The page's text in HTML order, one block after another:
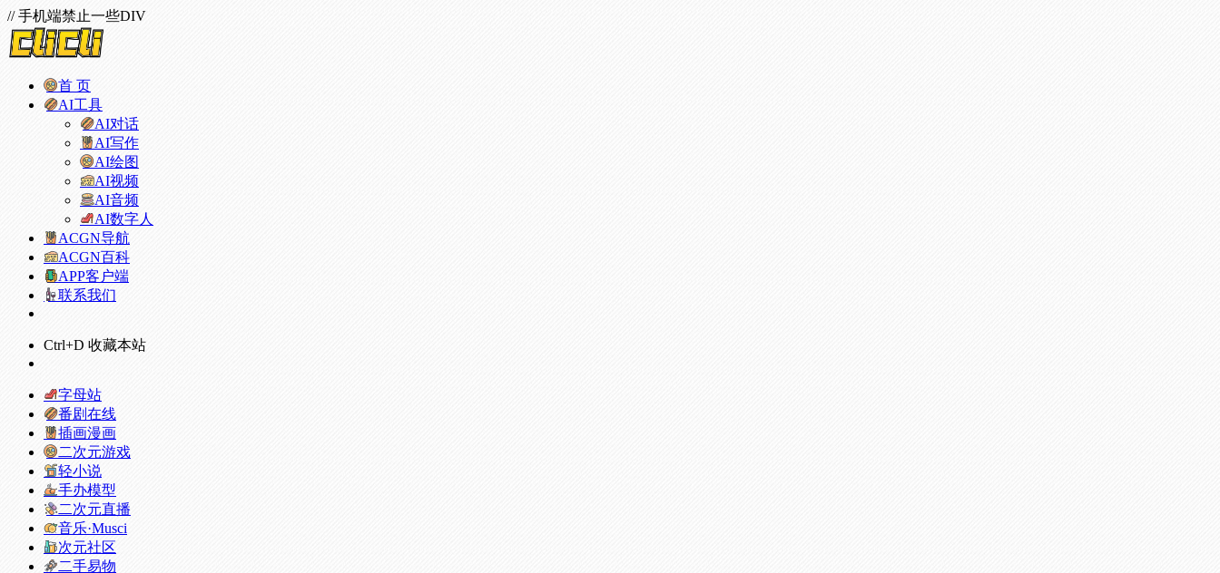
// 手机端禁止一些DIV
首 页
AI工具
AI对话
AI写作
AI绘图
AI视频
AI音频
AI数字人
ACGN导航
ACGN百科
APP客户端
联系我们
Ctrl+D 收藏本站
字母站
番剧在线
插画漫画
二次元游戏
轻小说
手办模型
二次元直播
音乐·Musci
次元社区
二手易物